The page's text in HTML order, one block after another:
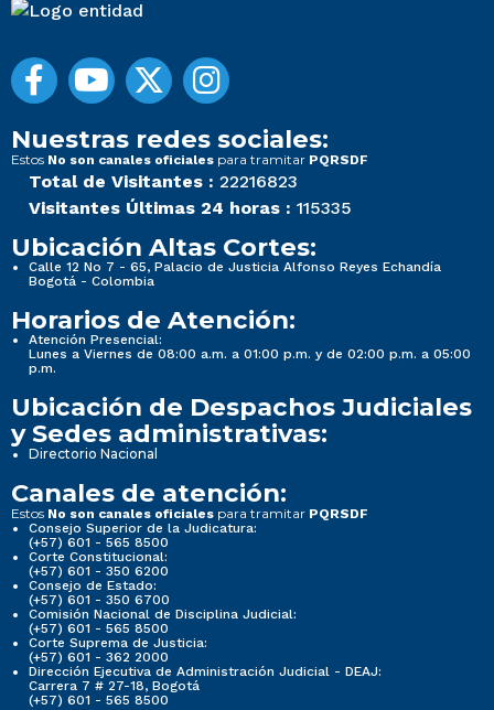
Nuestras redes sociales:
Estos No son canales oficiales para tramitar PQRSDF
Total de Visitantes : 22216823
Visitantes Últimas 24 horas : 115335
Ubicación Altas Cortes:
Calle 12 No 7 - 65, Palacio de Justicia Alfonso Reyes Echandía
Bogotá - Colombia
Horarios de Atención:
Atención Presencial:
Lunes a Viernes de 08:00 a.m. a 01:00 p.m. y de 02:00 p.m. a 05:00
p.m.
Ubicación de Despachos Judiciales
y Sedes administrativas:
Directorio Nacional
Canales de atención:
Estos No son canales oficiales para tramitar PQRSDF
Consejo Superior de la Judicatura:
(+57) 601 - 565 8500
Corte Constitucional:
(+57) 601 - 350 6200
Consejo de Estado:
(+57) 601 - 350 6700
Comisión Nacional de Disciplina Judicial:
(+57) 601 - 565 8500
Corte Suprema de Justicia:
(+57) 601 - 362 2000
Dirección Ejecutiva de Administración Judicial - DEAJ:
Carrera 7 # 27-18, Bogotá
(+57) 601 - 565 8500